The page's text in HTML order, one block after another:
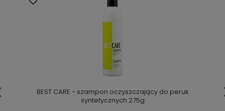
BEST CARE - szampon oczyszczający do peruk
syntetycznych 275g